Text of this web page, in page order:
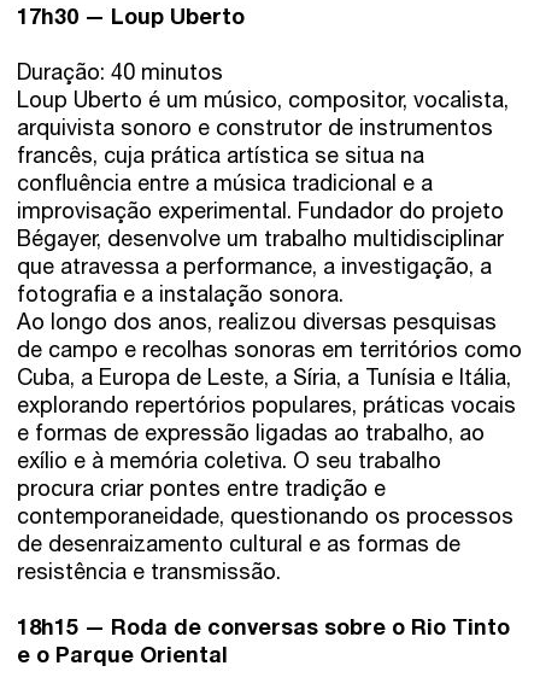
17h30 — Loup Uberto
Duração: 40 minutos
Loup Uberto é um músico, compositor, vocalista,
arquivista sonoro e construtor de instrumentos
francês, cuja prática artística se situa na
confluência entre a música tradicional e a
improvisação experimental. Fundador do projeto
Bégayer, desenvolve um trabalho multidisciplinar
que atravessa a performance, a investigação, a
fotografia e a instalação sonora.
Ao longo dos anos, realizou diversas pesquisas
de campo e recolhas sonoras em territórios como
Cuba, a Europa de Leste, a Síria, a Tunísia e Itália,
explorando repertórios populares, práticas vocais
e formas de expressão ligadas ao trabalho, ao
exílio e à memória coletiva. O seu trabalho
procura criar pontes entre tradição e
contemporaneidade, questionando os processos
de desenraizamento cultural e as formas de
resistência e transmissão.
18h15 — Roda de conversas sobre o Rio Tinto
e o Parque Oriental